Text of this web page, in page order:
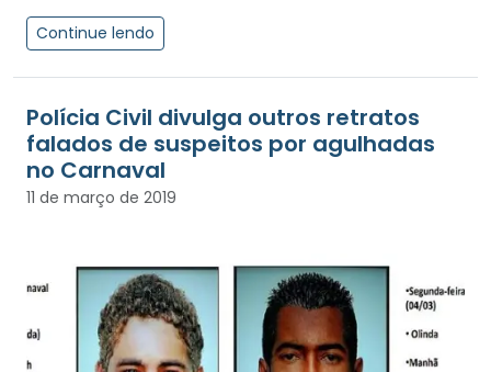
Continue lendo
Polícia Civil divulga outros retratos
falados de suspeitos por agulhadas
no Carnaval
11 de março de 2019